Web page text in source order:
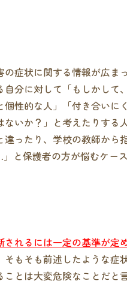
症状に関する情報が広ま
自分に対して「もしかし
性的な人」「付き合いに
ないか？」と考えたりす
違ったり、学校の教師から
と保護者の方が悩むケー
されるには一定の基準が
そもそも前述したような症
とは大変危険なことだと